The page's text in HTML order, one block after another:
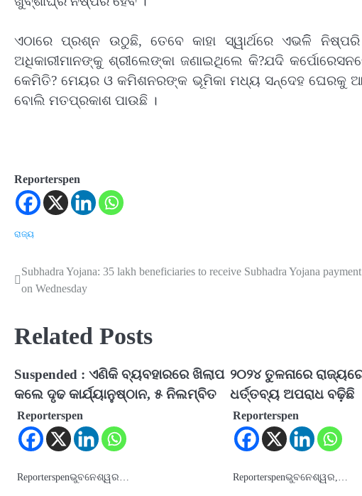
ଏଠାରେ ପ୍ରଶ୍ନ ଉଠୁଛି, ତେବେ କାହା ସ୍ୱାର୍ଥରେ ଏଭଳିି
ଅଧିକାରୀମାନଙ୍କୁ ଶ୍ରୀଲେଙ୍କା ଜଣାଇଥିଲେ କି?ଯଦି
କେମିତି? ମେୟର ଓ କମିଶନରଙ୍କ ଭୂମିକା ମଧ୍ୟ ସନ୍ଦେହ ଘେରକୁ
ବୋଲି ମତପ୍ରକାଶ ପାଉଛି ।
Reporterspen
ରାଜ୍ୟ
Post
Subhadra Yojana: 35 lakh beneficiaries to receive Subhadra Yojana
on Wednesday
Related Posts
Suspended : ଏଣିକି ବ୍ୟବହାରରେ ଖିଲାପ
କଲେ ଦୃଢ କାର୍ଯ୍ୟାନୁଷ୍ଠାନ, ୫ ନିଲମ୍ବିତ
Reporterspen
Reporterspenଭୁବନେଶ୍ୱର…
୨୦୨୪ ତୁଳନାରେ
ଧର୍ତ୍ତବ୍ୟ ଅପରାଧ ବଢ଼ିଛି
Reporterspen
Reporterspenଭୁବନେଶ୍ୱର,…